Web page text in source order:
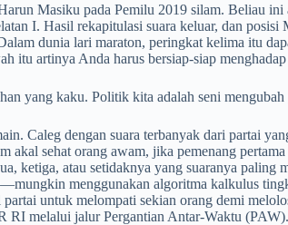
Masiku pada Pemilu 2019 silam. Beliau
I. Hasil rekapitulasi suara keluar, dan
dunia lari maraton, peringkat kelima itu
itu artinya Anda harus bersiap-siap
yang kaku. Politik kita adalah seni
Caleg dengan suara terbanyak dari partai
akal sehat orang awam, jika pemenang
ketiga, atau setidaknya yang suaranya paling
menggunakan algoritma kalkulus
untuk melompati sekian orang demi
RI melalui jalur Pergantian Antar-Waktu (PAW).